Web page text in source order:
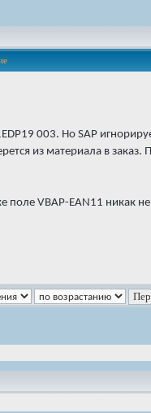
003. Но SAP
из материала в
поле VBAP-EAN11 никак